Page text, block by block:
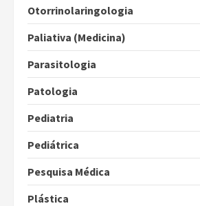
Otorrinolaringologia
Paliativa (Medicina)
Parasitologia
Patologia
Pediatria
Pediátrica
Pesquisa Médica
Plástica